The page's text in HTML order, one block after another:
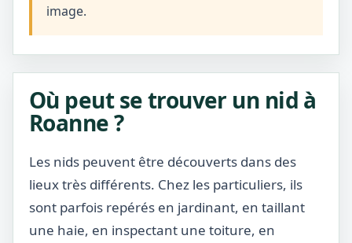
image.
Où peut se trouver un nid à
Roanne ?
Les nids peuvent être découverts dans des
lieux très différents. Chez les particuliers, ils
sont parfois repérés en jardinant, en taillant
une haie, en inspectant une toiture, en